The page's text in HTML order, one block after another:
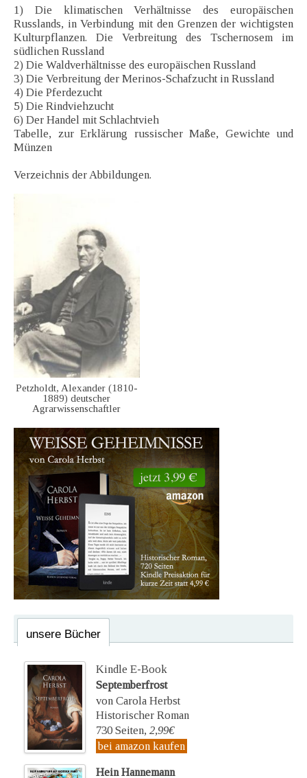
1) Die klimatischen Verhältnisse des europäischen
Russlands, in Verbindung mit den Grenzen der wichtigsten
Kulturpflanzen. Die Verbreitung des Tschernosem im
südlichen Russland
2) Die Waldverhältnisse des europäischen Russland
3) Die Verbreitung der Merinos-Schafzucht in Russland
4) Die Pferdezucht
5) Die Rindviehzucht
6) Der Handel mit Schlachtvieh
Tabelle, zur Erklärung russischer Maße, Gewichte und
Münzen
Verzeichnis der Abbildungen.
Petzholdt, Alexander (1810-
1889) deutscher
Agrarwissenschaftler
unsere Bücher
Kindle E-Book
Septemberfrost
von Carola Herbst
Historischer Roman
730 Seiten, 2,99€
bei amazon kaufen
Hein Hannemann